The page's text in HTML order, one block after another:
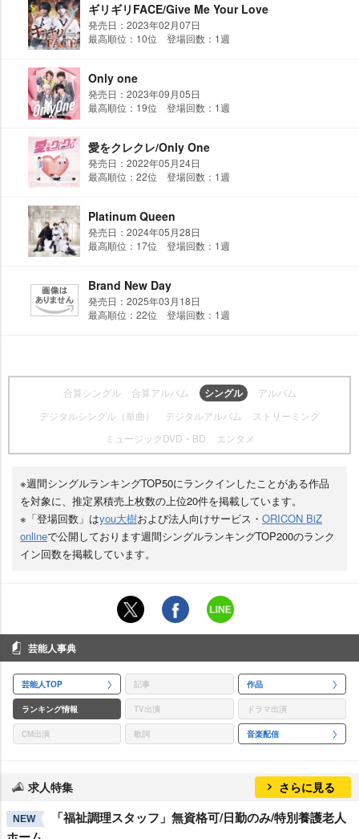
ギリギリFACE/Give Me Your Love
発売日：2023年02月07日
最高順位：10位 登場回数：1週
Only one
発売日：2023年09月05日
最高順位：19位 登場回数：1週
愛をクレクレ/Only One
発売日：2022年05月24日
最高順位：22位 登場回数：1週
Platinum Queen
発売日：2024年05月28日
最高順位：17位 登場回数：1週
Brand New Day
発売日：2025年03月18日
最高順位：22位 登場回数：1週
合算シングル 合算アルバム シングル
アルバム
デジタルシングル（単曲）
デジタルアルバム
ストリーミング
ミュージックDVD・BD
エンタメ
※週間シングルランキングTOP50にランクインしたことがある作品
を対象に、推定累積売上枚数の上位20件を掲載しています。
※「登場回数」はyou大樹および法人向けサービス・ ORICON BiZ
onlineで公開しております週間シングルランキングTOP200のランク
イン回数を掲載しています。
芸能人事典
芸能人TOP 記事 作品
ランキング情報 TV出演 ドラマ出演
CM出演 歌詞 音楽配信
求人特集 さらに見る
NEW
「福祉調理スタッフ」無資格可/日勤のみ/特別養護老人